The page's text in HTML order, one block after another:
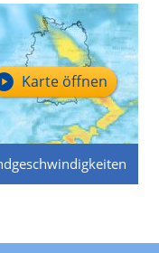
Karte öffnen